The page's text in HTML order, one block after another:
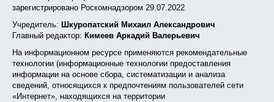
зарегистрировано Роскомнадзором 29.07.2022
Учредитель: Шкуропатский Михаил Александрович
Главный редактор: Кимеев Аркадий Валерьевич
На информационном ресурсе применяются рекомендательные
технологии (информационные технологии предоставления
информации на основе сбора, систематизации и анализа
сведений, относящихся к предпочтениям пользователей сети
«Интернет», находящихся на территории